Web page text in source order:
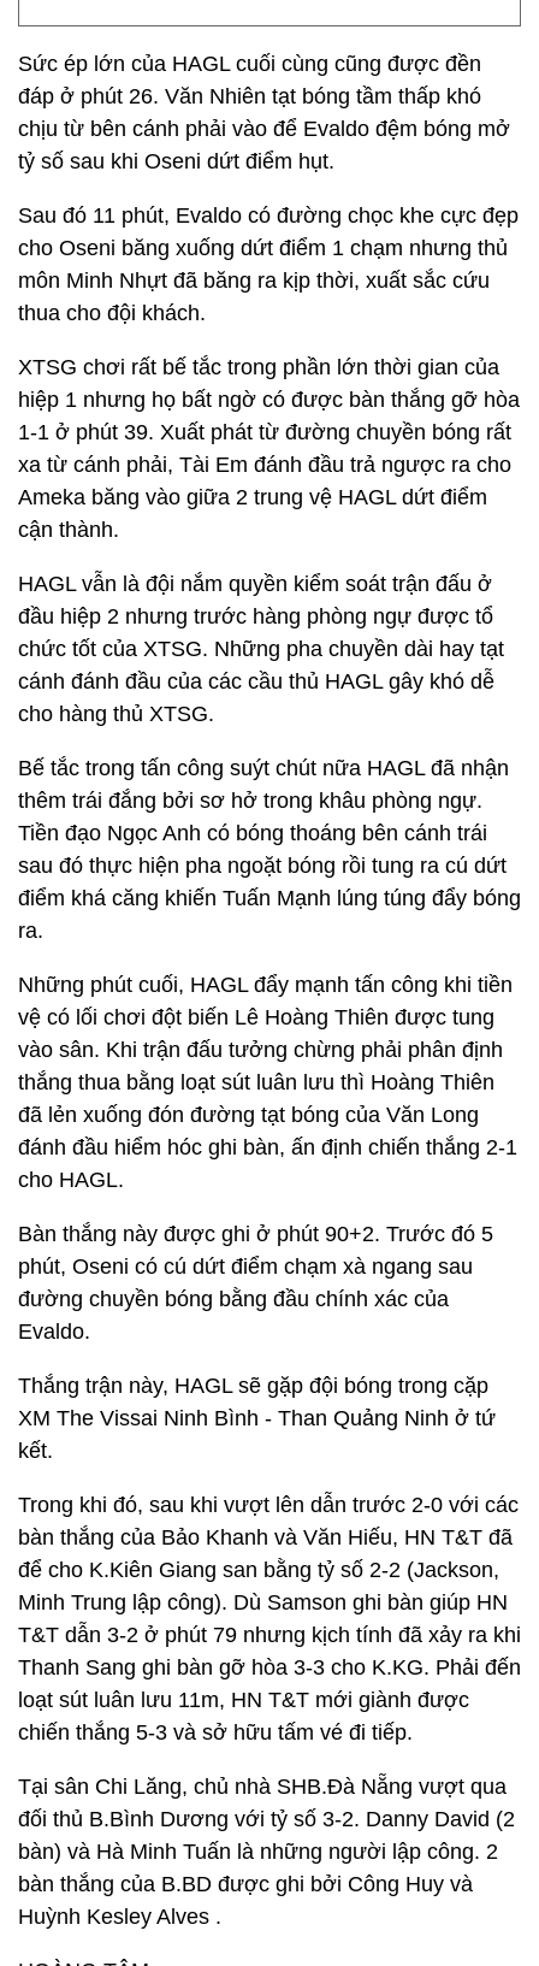
Sức ép lớn của HAGL cuối cùng cũng được đền
đáp ở phút 26. Văn Nhiên tạt bóng tầm thấp khó
chịu từ bên cánh phải vào để Evaldo đệm bóng mở
tỷ số sau khi Oseni dứt điểm hụt.
Sau đó 11 phút, Evaldo có đường chọc khe cực đẹp
cho Oseni băng xuống dứt điểm 1 chạm nhưng thủ
môn Minh Nhựt đã băng ra kịp thời, xuất sắc cứu
thua cho đội khách.
XTSG chơi rất bế tắc trong phần lớn thời gian của
hiệp 1 nhưng họ bất ngờ có được bàn thắng gỡ hòa
1-1 ở phút 39. Xuất phát từ đường chuyền bóng rất
xa từ cánh phải, Tài Em đánh đầu trả ngược ra cho
Ameka băng vào giữa 2 trung vệ HAGL dứt điểm
cận thành.
HAGL vẫn là đội nắm quyền kiểm soát trận đấu ở
đầu hiệp 2 nhưng trước hàng phòng ngự được tổ
chức tốt của XTSG. Những pha chuyền dài hay tạt
cánh đánh đầu của các cầu thủ HAGL gây khó dễ
cho hàng thủ XTSG.
Bế tắc trong tấn công suýt chút nữa HAGL đã nhận
thêm trái đắng bởi sơ hở trong khâu phòng ngự.
Tiền đạo Ngọc Anh có bóng thoáng bên cánh trái
sau đó thực hiện pha ngoặt bóng rồi tung ra cú dứt
điểm khá căng khiến Tuấn Mạnh lúng túng đẩy bóng
ra.
Những phút cuối, HAGL đẩy mạnh tấn công khi tiền
vệ có lối chơi đột biến Lê Hoàng Thiên được tung
vào sân. Khi trận đấu tưởng chừng phải phân định
thắng thua bằng loạt sút luân lưu thì Hoàng Thiên
đã lẻn xuống đón đường tạt bóng của Văn Long
đánh đầu hiểm hóc ghi bàn, ấn định chiến thắng 2-1
cho HAGL.
Bàn thắng này được ghi ở phút 90+2. Trước đó 5
phút, Oseni có cú dứt điểm chạm xà ngang sau
đường chuyền bóng bằng đầu chính xác của
Evaldo.
Thắng trận này, HAGL sẽ gặp đội bóng trong cặp
XM The Vissai Ninh Bình - Than Quảng Ninh ở tứ
kết.
Trong khi đó, sau khi vượt lên dẫn trước 2-0 với các
bàn thắng của Bảo Khanh và Văn Hiếu, HN T&T đã
để cho K.Kiên Giang san bằng tỷ số 2-2 (Jackson,
Minh Trung lập công). Dù Samson ghi bàn giúp HN
T&T dẫn 3-2 ở phút 79 nhưng kịch tính đã xảy ra khi
Thanh Sang ghi bàn gỡ hòa 3-3 cho K.KG. Phải đến
loạt sút luân lưu 11m, HN T&T mới giành được
chiến thắng 5-3 và sở hữu tấm vé đi tiếp.
Tại sân Chi Lăng, chủ nhà SHB.Đà Nẵng vượt qua
đối thủ B.Bình Dương với tỷ số 3-2. Danny David (2
bàn) và Hà Minh Tuấn là những người lập công. 2
bàn thắng của B.BD được ghi bởi Công Huy và
Huỳnh Kesley Alves .